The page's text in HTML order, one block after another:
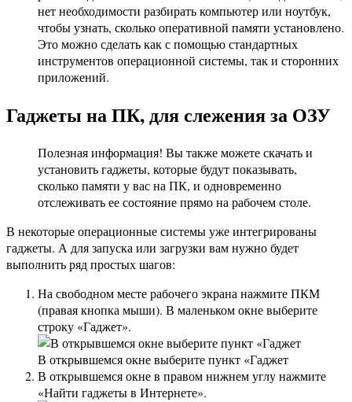
нет необходимости разбирать компьютер или ноутбук,
чтобы узнать, сколько оперативной памяти установлено.
Это можно сделать как с помощью стандартных
инструментов операционной системы, так и сторонних
приложений.
Гаджеты на ПК, для слежения за ОЗУ
Полезная информация! Вы также можете скачать и
установить гаджеты, которые будут показывать,
сколько памяти у вас на ПК, и одновременно
отслеживать ее состояние прямо на рабочем столе.
В некоторые операционные системы уже интегрированы
гаджеты. А для запуска или загрузки вам нужно будет
выполнить ряд простых шагов:
На свободном месте рабочего экрана нажмите ПКМ
(правая кнопка мыши). В маленьком окне выберите
строку «Гаджет».
В открывшемся окне выберите пункт «Гаджет
В открывшемся окне в правом нижнем углу нажмите
«Найти гаджеты в Интернете».